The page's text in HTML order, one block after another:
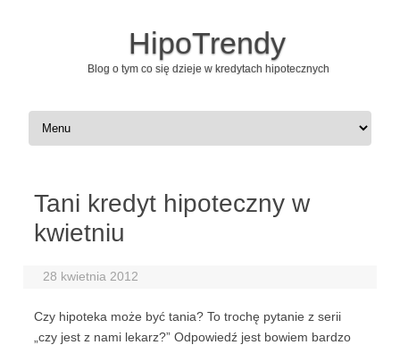
HipoTrendy
Blog o tym co się dzieje w kredytach hipotecznych
Skip to content
Tani kredyt hipoteczny w
kwietniu
28 kwietnia 2012
Czy hipoteka może być tania? To trochę pytanie z serii
„czy jest z nami lekarz?” Odpowiedź jest bowiem bardzo